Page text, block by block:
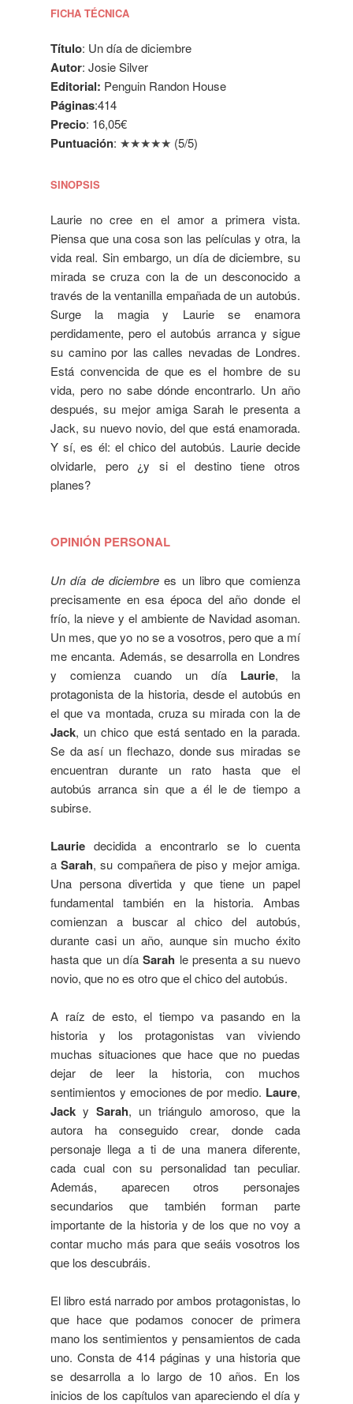
FICHA TÉCNICA
Título: Un día de diciembre
Autor: Josie Silver
Editorial: Penguin Randon House
Páginas:414
Precio: 16,05€
Puntuación: ★★★★★ (5/5)
SINOPSIS
Laurie no cree en el amor a primera vista.
Piensa que una cosa son las películas y otra, la
vida real. Sin embargo, un día de diciembre, su
mirada se cruza con la de un desconocido a
través de la ventanilla empañada de un autobús.
Surge la magia y Laurie se enamora
perdidamente, pero el autobús arranca y sigue
su camino por las calles nevadas de Londres.
Está convencida de que es el hombre de su
vida, pero no sabe dónde encontrarlo. Un año
después, su mejor amiga Sarah le presenta a
Jack, su nuevo novio, del que está enamorada.
Y sí, es él: el chico del autobús. Laurie decide
olvidarle, pero ¿y si el destino tiene otros
planes?
OPINIÓN PERSONAL
Un día de diciembrees un libro que comienza
precisamente en esa época del año donde el
frío, la nieve y el ambiente de Navidad asoman.
Un mes, que yo no se a vosotros, pero que a mí
me encanta. Además, se desarrolla en Londres
y comienza cuando un día Laurie, la
protagonista de la historia, desde el autobús en
el que va montada, cruza su mirada con la de
Jack, un chico que está sentado en la parada.
Se da así un flechazo, donde sus miradas se
encuentran durante un rato hasta que el
autobús arranca sin que a él le de tiempo a
subirse.
Lauriedecidida a encontrarlo se lo cuenta
aSarah, su compañera de piso y mejor amiga.
Una persona divertida y que tiene un papel
fundamental también en la historia. Ambas
comienzan a buscar al chico del autobús,
durante casi un año, aunque sin mucho éxito
hasta que un díaSarah le presenta a su nuevo
novio, que no es otro que el chico del autobús.
A raíz de esto, el tiempo va pasando en la
historia y los protagonistas van viviendo
muchas situaciones que hace que no puedas
dejar de leer la historia, con muchos
sentimientos y emociones de por medio. Laure,
Jack ySarah, un triángulo amoroso, que la
autora ha conseguido crear, donde cada
personaje llega a ti de una manera diferente,
cada cual con su personalidad tan peculiar.
Además, aparecen otros personajes
secundarios que también forman parte
importante de la historia y de los que no voy a
contar mucho más para que seáis vosotros los
que los descubráis.
El libro está narrado por ambos protagonistas, lo
que hace que podamos conocer de primera
mano los sentimientos y pensamientos de cada
uno. Consta de 414 páginas y una historia que
se desarrolla a lo largo de 10 años. En los
inicios de los capítulos van apareciendo el día y